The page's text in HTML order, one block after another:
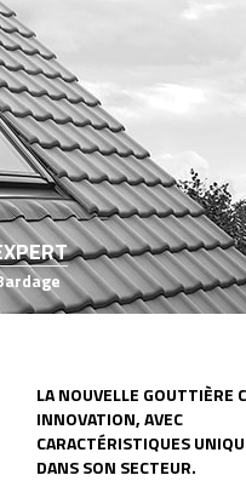
LA NOUVELLE GOUTTIÈRE
INNOVATION, AVEC
CARACTÉRISTIQUES
DANS SON SECTEUR.